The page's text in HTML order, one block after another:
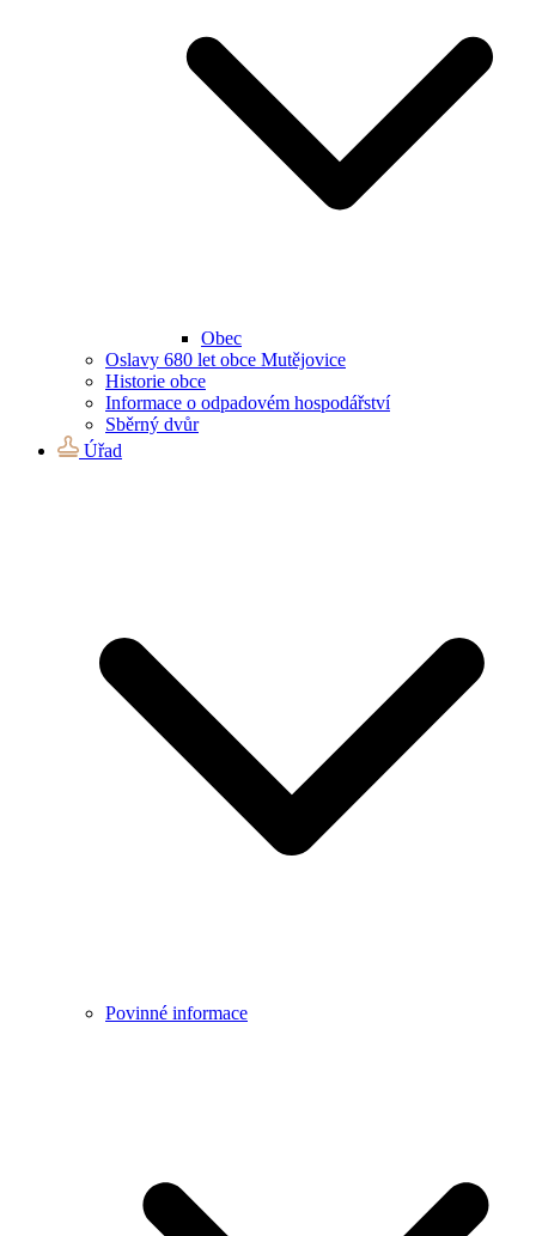
Obec
Oslavy 680 let obce Mutějovice
Historie obce
Informace o odpadovém hospodářství
Sběrný dvůr
Úřad
Povinné informace